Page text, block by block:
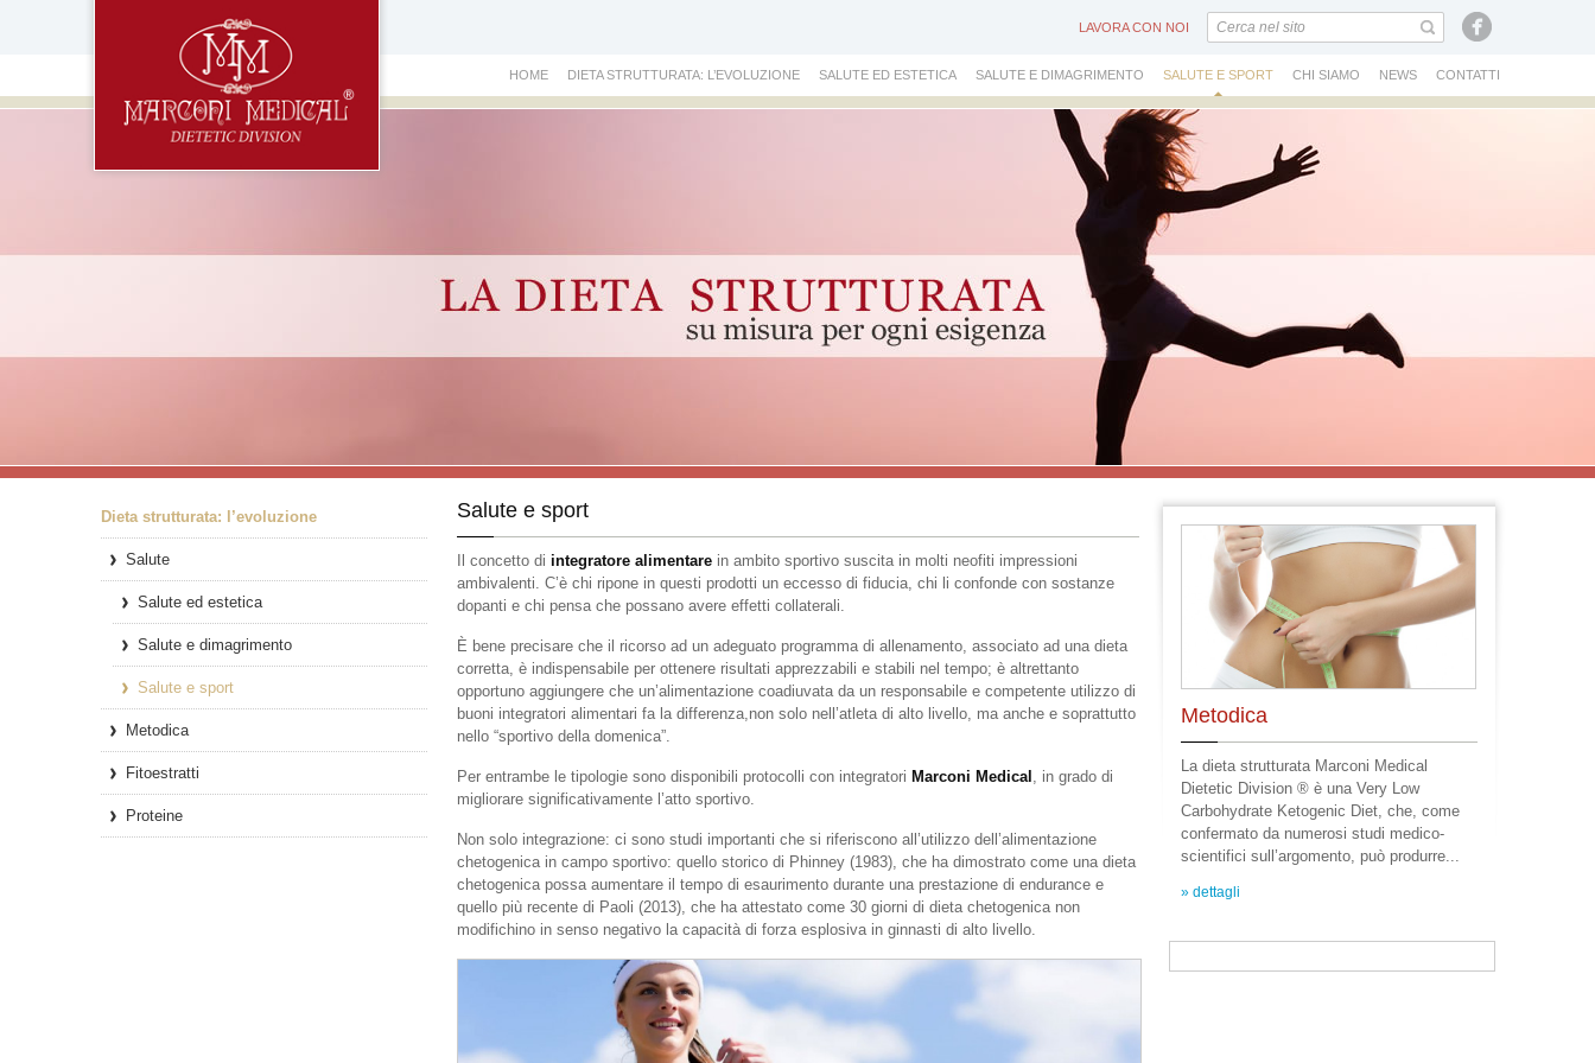
LAVORA CON NOI
principale:
HOME DIETA STRUTTURATA: L’EVOLUZIONE SALUTE ED ESTETICA SALUTE E DIMAGRIMENTO SALUTE E SPORT CHI SIAMO NEWS CONTATTI
Dieta strutturata: l’evoluzione
Salute
Salute ed estetica
Salute e dimagrimento
Salute e sport
Metodica
Fitoestratti
Proteine
Salute e sport
Il concetto di integratore alimentarein ambito sportivo suscita in molti neofiti impressioni
ambivalenti. C’è chi ripone in questi prodotti un eccesso di fiducia, chi li confonde con sostanze
dopanti e chi pensa che possano avere effetti collaterali.
È bene precisare che il ricorso ad un adeguato programma di allenamento, associato ad una dieta
corretta, è indispensabile per ottenere risultati apprezzabili e stabili nel tempo; è altrettanto
opportuno aggiungere che un’alimentazione coadiuvata da un responsabile e competente utilizzo di
buoni integratori alimentari fa la differenza,non solo nell’atleta di alto livello, ma anche e soprattutto
nello “sportivo della domenica”.
Per entrambe le tipologie sono disponibili protocolli con integratori Marconi Medical , in grado di
migliorare significativamente l’atto sportivo.
Non solo integrazione: ci sono studi importanti che si riferiscono all’utilizzo dell’alimentazione
chetogenica in campo sportivo: quello storico di Phinney (1983), che ha dimostrato come una dieta
chetogenica possa aumentare il tempo di esaurimento durante una prestazione di endurance e
quello più recente di Paoli (2013), che ha attestato come 30 giorni di dieta chetogenica non
modifichino in senso negativo la capacità di forza esplosiva in ginnasti di alto livello.
Metodica
La dieta strutturata Marconi Medical
Dietetic Division ® è una Very Low
Carbohydrate Ketogenic Diet, che, come
confermato da numerosi studi medico-
scientifici sull’argomento, può produrre...
» dettagli